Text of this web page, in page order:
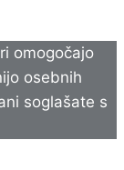
omogočajo
osebnih
soglašate s